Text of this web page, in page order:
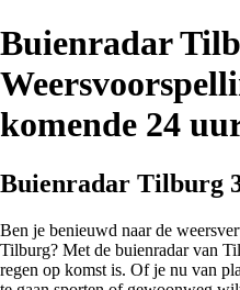
Buienradar
komende 24
Buienradar Tilburg
Ben je benieuwd naar de
Tilburg? Met de buienradar van
regen op komst is. Of je nu van